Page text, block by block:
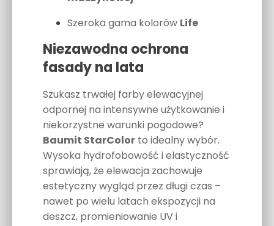
Szeroka gama kolorów Life
Niezawodna ochrona
fasady na lata
Szukasz trwałej farby elewacyjnej
odpornej na intensywne użytkowanie i
niekorzystne warunki pogodowe?
Baumit StarColor to idealny wybór.
Wysoka hydrofobowość i elastyczność
sprawiają, że elewacja zachowuje
estetyczny wygląd przez długi czas –
nawet po wielu latach ekspozycji na
deszcz, promieniowanie UV i